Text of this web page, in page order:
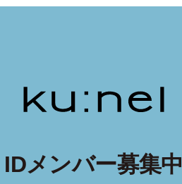
IDメンバー募集中